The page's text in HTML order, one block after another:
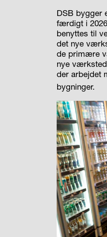
DSB bygger
færdigt i
benyttes til
det nye
de primære
nye
der arbejdet
bygninger.